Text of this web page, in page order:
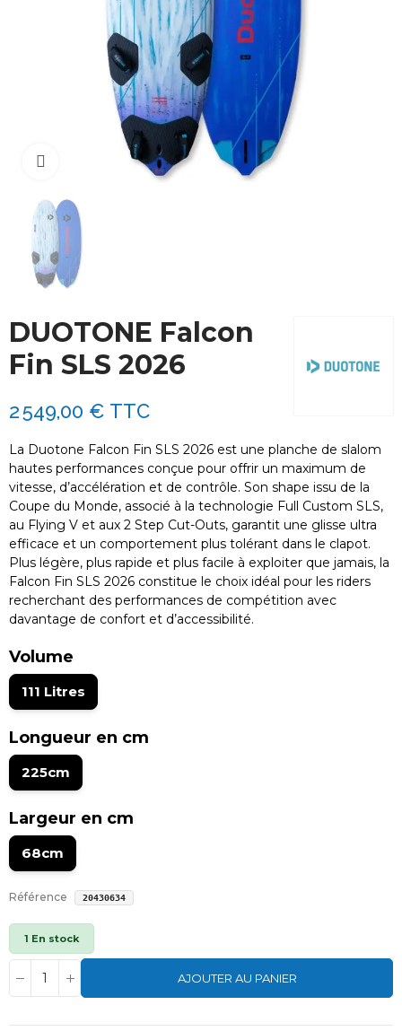
Cliquez pour agrandir
DUOTONE Falcon
Fin SLS 2026
2 549,00 € TTC
La Duotone Falcon Fin SLS 2026 est une planche de slalom
hautes performances conçue pour offrir un maximum de
vitesse, d’accélération et de contrôle. Son shape issu de la
Coupe du Monde, associé à la technologie Full Custom SLS,
au Flying V et aux 2 Step Cut-Outs, garantit une glisse ultra
efficace et un comportement plus tolérant dans le clapot.
Plus légère, plus rapide et plus facile à exploiter que jamais, la
Falcon Fin SLS 2026 constitue le choix idéal pour les riders
recherchant des performances de compétition avec
davantage de confort et d’accessibilité.
Volume
111 Litres
Longueur en cm
225cm
Largeur en cm
68cm
Référence 20430634
1 En stock
AJOUTER AU PANIER